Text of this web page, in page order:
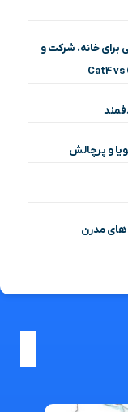
خانه، شرکت و
و پرچالش